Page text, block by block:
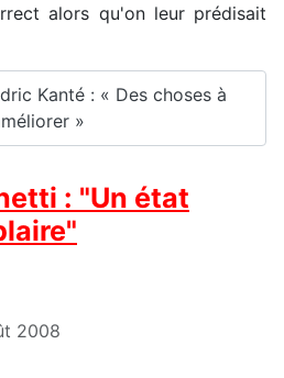
alors qu'on leur prédisait
Kanté : « Des choses à
»
: "Un état
2008